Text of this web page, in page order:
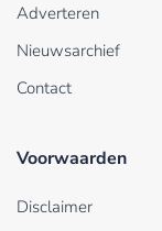
Adverteren
Nieuwsarchief
Contact
Voorwaarden
Disclaimer